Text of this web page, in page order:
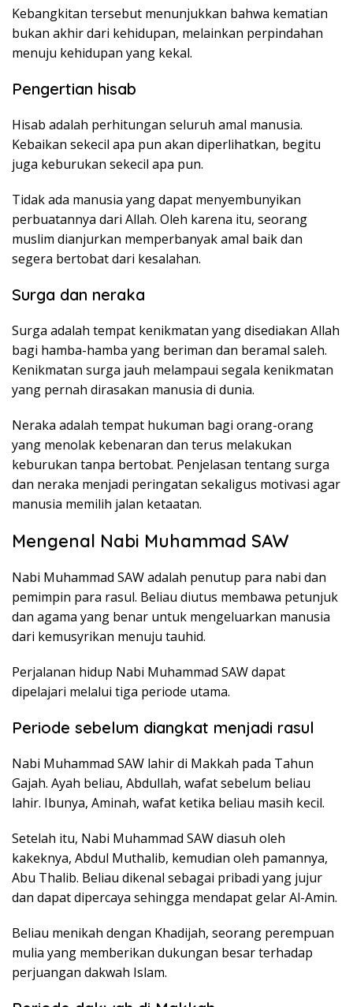
Kebangkitan tersebut menunjukkan bahwa kematian
bukan akhir dari kehidupan, melainkan perpindahan
menuju kehidupan yang kekal.
Pengertian hisab
Hisab adalah perhitungan seluruh amal manusia.
Kebaikan sekecil apa pun akan diperlihatkan, begitu
juga keburukan sekecil apa pun.
Tidak ada manusia yang dapat menyembunyikan
perbuatannya dari Allah. Oleh karena itu, seorang
muslim dianjurkan memperbanyak amal baik dan
segera bertobat dari kesalahan.
Surga dan neraka
Surga adalah tempat kenikmatan yang disediakan Allah
bagi hamba-hamba yang beriman dan beramal saleh.
Kenikmatan surga jauh melampaui segala kenikmatan
yang pernah dirasakan manusia di dunia.
Neraka adalah tempat hukuman bagi orang-orang
yang menolak kebenaran dan terus melakukan
keburukan tanpa bertobat. Penjelasan tentang surga
dan neraka menjadi peringatan sekaligus motivasi agar
manusia memilih jalan ketaatan.
Mengenal Nabi Muhammad SAW
Nabi Muhammad SAW adalah penutup para nabi dan
pemimpin para rasul. Beliau diutus membawa petunjuk
dan agama yang benar untuk mengeluarkan manusia
dari kemusyrikan menuju tauhid.
Perjalanan hidup Nabi Muhammad SAW dapat
dipelajari melalui tiga periode utama.
Periode sebelum diangkat menjadi rasul
Nabi Muhammad SAW lahir di Makkah pada Tahun
Gajah. Ayah beliau, Abdullah, wafat sebelum beliau
lahir. Ibunya, Aminah, wafat ketika beliau masih kecil.
Setelah itu, Nabi Muhammad SAW diasuh oleh
kakeknya, Abdul Muthalib, kemudian oleh pamannya,
Abu Thalib. Beliau dikenal sebagai pribadi yang jujur
dan dapat dipercaya sehingga mendapat gelar Al-Amin.
Beliau menikah dengan Khadijah, seorang perempuan
mulia yang memberikan dukungan besar terhadap
perjuangan dakwah Islam.